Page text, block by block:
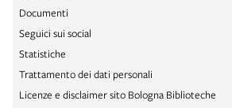
Documenti
Seguici sui social
Statistiche
Trattamento dei dati personali
Licenze e disclaimer sito Bologna Biblioteche